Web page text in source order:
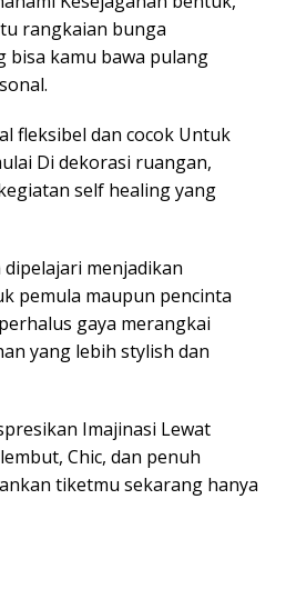
rangkaian bunga
bisa kamu bawa pulang
fleksibel dan cocok Untuk
Di dekorasi ruangan,
self healing yang
menjadikan
pemula maupun pencinta
gaya merangkai
yang lebih stylish dan
Imajinasi Lewat
Chic, dan penuh
tiketmu sekarang hanya